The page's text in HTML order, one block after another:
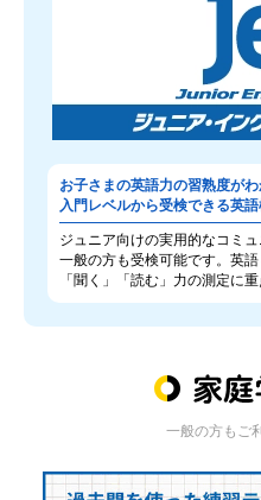
お子さまの英語力の習熟度がわ
入門レベルから受検できる英
ジュニア向けの実用的なコミ
一般の方も受検可能です。英
「聞く」「読む」力の測定に
一般の方もご